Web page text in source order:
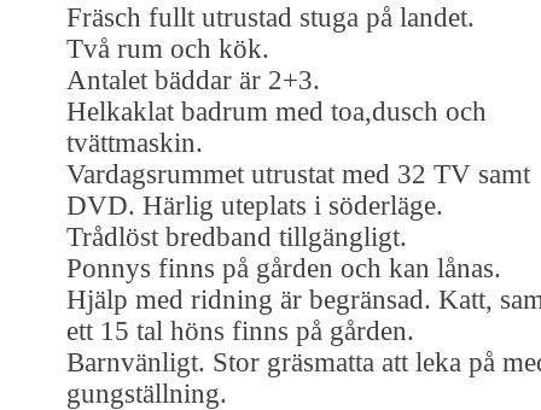
Fräsch fullt utrustad stuga på landet.
Två rum och kök.
Antalet bäddar är 2+3.
Helkaklat badrum med toa,dusch och
tvättmaskin.
Vardagsrummet utrustat med 32 TV samt
DVD. Härlig uteplats i söderläge.
Trådlöst bredband tillgängligt.
Ponnys finns på gården och kan lånas.
Hjälp med ridning är begränsad. Katt,
ett 15 tal höns finns på gården.
Barnvänligt. Stor gräsmatta att leka på
gungställning.